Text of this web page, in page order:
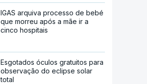
IGAS arquiva processo de bebé
que morreu após a mãe ir a
cinco hospitais
Esgotados óculos gratuitos para
observação do eclipse solar
total